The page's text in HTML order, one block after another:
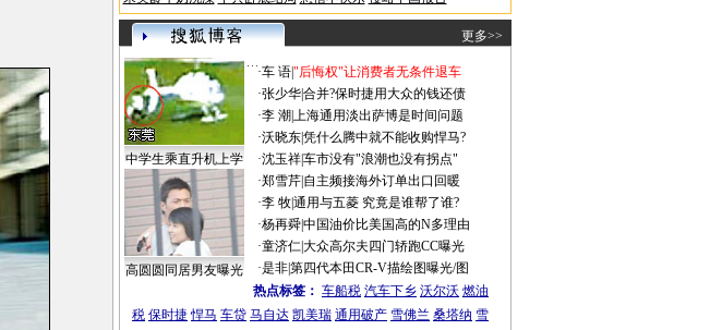
更多>>
中学生乘直升机上学
高圆圆同居男友曝光
·车 语|"后悔权"让消费者无条件退车
·张少华|合并?保时捷用大众的钱还债
·李 潮 上海通用淡出萨博是时间问题
·沃晓东|凭什么腾中就不能收购悍马?
·沈玉祥|车市没有"浪潮也没有拐点"
·郑雪芹| 自主频接海外订单出口回暖
·李 牧|通用与五菱 究竟是谁帮了谁?
·杨再舜|中国油价比美国高的N多理由
·童济仁|大众高尔夫四门轿跑CC曝光
·是非|第四代本田CR-V描绘图曝光/图
热点标签： 车船税 汽车下乡 沃尔沃 燃油
税 保时捷 悍马 车贷 马自达 凯美瑞 通用破产 雪佛兰 桑塔纳 雪